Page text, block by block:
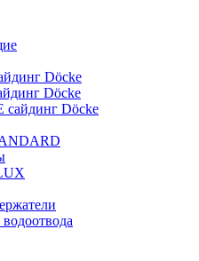
Döcke
Döcke
сайдинг Döcke